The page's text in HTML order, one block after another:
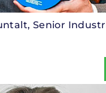
Senior